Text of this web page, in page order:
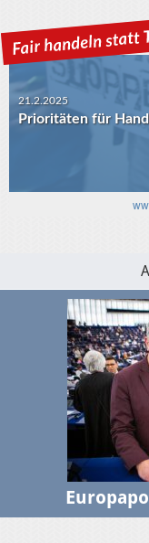
30.1.2025
USA-EU: Die